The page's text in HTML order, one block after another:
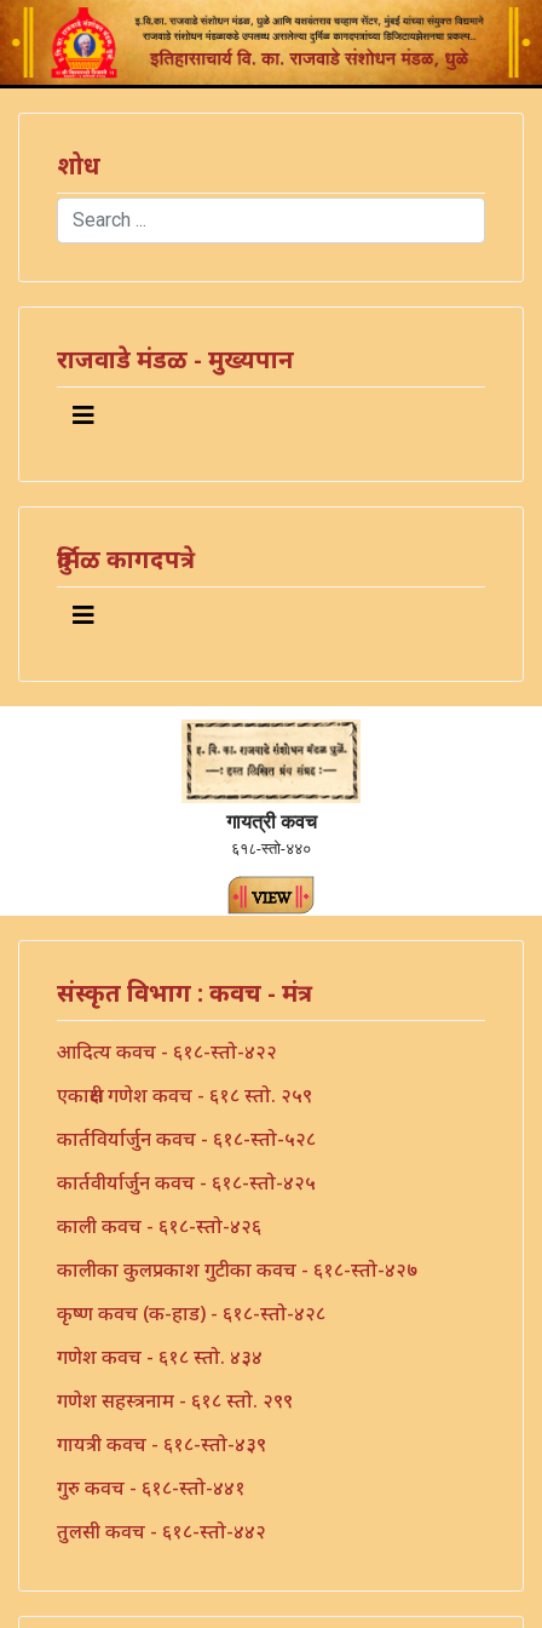
शोध
Search
राजवाडे मंडळ - मुख्यपान
दुर्मिळ कागदपत्रे
गायत्री कवच
६१८-स्तो-४४०
संस्कृत विभाग : कवच - मंत्र
आदित्य कवच - ६१८-स्तो-४२२
एकाक्षरी गणेश कवच - ६१८ स्तो. २५९
कार्तविर्यार्जुन कवच - ६१८-स्तो-५२८
कार्तवीर्यार्जुन कवच - ६१८-स्तो-४२५
काली कवच - ६१८-स्तो-४२६
कालीका कुलप्रकाश गुटीका कवच - ६१८-स्तो-४२७
कृष्ण कवच (क-हाड) - ६१८-स्तो-४२८
गणेश कवच - ६१८ स्तो. ४३४
गणेश सहस्त्रनाम - ६१८ स्तो. २९९
गायत्री कवच - ६१८-स्तो-४३९
गुरु कवच - ६१८-स्तो-४४१
तुलसी कवच - ६१८-स्तो-४४२
त्रीपुरासुंदरी कवच - ६१८-स्तो-४४४